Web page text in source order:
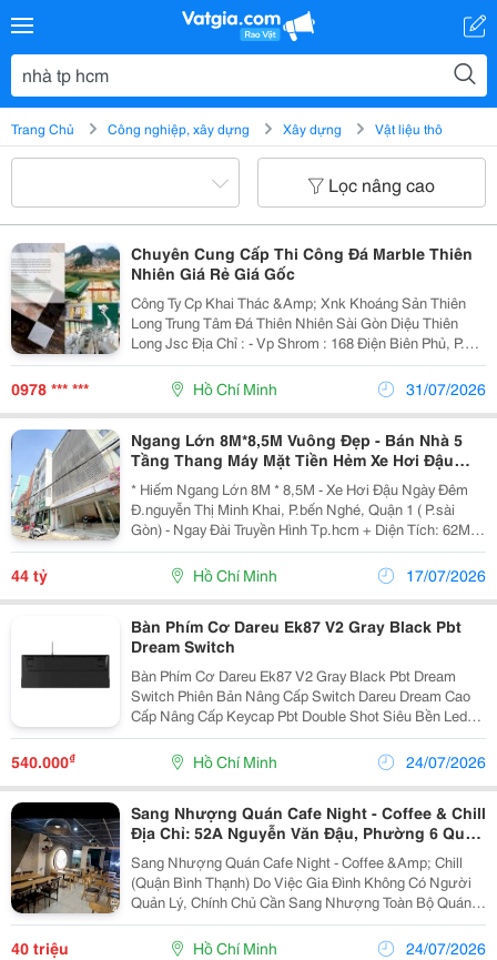
Trang Chủ Công nghiệp, xây dựng Xây dựng Vật liệu thô
Lọc nâng cao
Chuyên Cung Cấp Thi Công Đá Marble Thiên
Nhiên Giá Rẻ Giá Gốc
Công Ty Cp Khai Thác &Amp; Xnk Khoáng Sản Thiên
Long Trung Tâm Đá Thiên Nhiên Sài Gòn Diệu Thiên
Long Jsc Địa Chỉ : - Vp Shrom : 168 Điện Biên Phủ, P.
17, Q. Bình Thạnh, Tp Hcm. - Mỏ Nhà Máy : Quỳ Hợp,
0978 *** *** Hồ Chí Minh 31/07/2026
Ngang Lớn 8M*8,5M Vuông Đẹp - Bán Nhà 5
Tầng Thang Máy Mặt Tiền Hẻm Xe Hơi Đậu
Cửa Đ.nguyẽn Thị Minh Khai, Quận 1 - Ngay
Sát Đâif Truyền
* Hiếm Ngang Lớn 8M * 8,5M - Xe Hơi Đậu Ngày Đêm
Đ.nguyễn Thị Minh Khai, P.bến Nghé, Quận 1 ( P.sài
Gòn) - Ngay Đài Truyền Hình Tp.hcm + Diện Tích: 62M2 -
Dtsd: 250M2. + Kết Cấu: 5 Tầng - Thang Máy - Có Lối Đi
Riêng. + Chỉ 30M Ra Mặt Tiền - Xung...
44 tỷ Hồ Chí Minh 17/07/2026
Bàn Phím Cơ Dareu Ek87 V2 Gray Black Pbt
Dream Switch
Bàn Phím Cơ Dareu Ek87 V2 Gray Black Pbt Dream
Switch Phiên Bản Nâng Cấp Switch Dareu Dream Cao
Cấp Nâng Cấp Keycap Pbt Double Shot Siêu Bền Led
Rainbow Chia Theo Hàng Công Ty Tnhh Tm Dv Hợp
Thành Thịnh 406/55 Cộng Hòa, P. Tân Bình, Tp.hcm
540.000₫ Hồ Chí Minh 24/07/2026
Sang Nhượng Quán Cafe Night - Coffee & Chill
Địa Chỉ: 52A Nguyễn Văn Đậu, Phường 6 Quận
Bình Thạnh, Tp.hcm
Sang Nhượng Quán Cafe Night - Coffee &Amp; Chill
(Quận Bình Thạnh) Do Việc Gia Đình Không Có Người
Quản Lý, Chính Chủ Cần Sang Nhượng Toàn Bộ Quán
Cafe Đang Hoạt Động Ổn Định, Có Lượng Khách Quen
Lớn. 1. Vị Trí Đắc Địa &Amp; Tiềm Năng - Địa Chỉ:...
40 triệu Hồ Chí Minh 24/07/2026